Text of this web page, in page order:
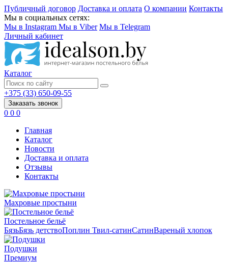
Публичный договор Доставка и оплата О компании Контакты
Мы в социальных сетях:
Мы в Instagram Мы в Viber Мы в Telegram
Личный кабинет
Каталог
+375 (33) 650-09-55
Заказать звонок
0 0 0
Главная
Каталог
Новости
Доставка и оплата
Отзывы
Контакты
Махровые простыни
Постельное бельё
БязьБязь детствоПоплин Твил-сатинСатинВареный хлопок
Подушки
Премиум